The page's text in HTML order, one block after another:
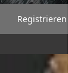
Registrieren